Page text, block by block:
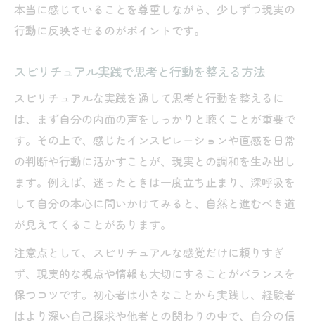
本当に感じていることを尊重しながら、少しずつ現実の
行動に反映させるのがポイントです。
スピリチュアル実践で思考と行動を整える方法
スピリチュアルな実践を通して思考と行動を整えるに
は、まず自分の内面の声をしっかりと聴くことが重要で
す。その上で、感じたインスピレーションや直感を日常
の判断や行動に活かすことが、現実との調和を生み出し
ます。例えば、迷ったときは一度立ち止まり、深呼吸を
して自分の本心に問いかけてみると、自然と進むべき道
が見えてくることがあります。
注意点として、スピリチュアルな感覚だけに頼りすぎ
ず、現実的な視点や情報も大切にすることがバランスを
保つコツです。初心者は小さなことから実践し、経験者
はより深い自己探求や他者との関わりの中で、自分の信